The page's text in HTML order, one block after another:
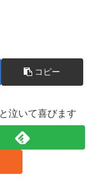
コピー
泣いて喜びます